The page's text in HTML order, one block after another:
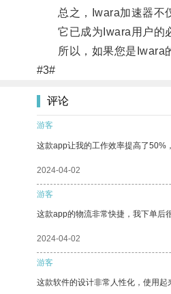
总之，Iwara加速器不仅
它已成为Iwara用户的必
所以，如果您是Iwara的
#3#
评论
游客
这款app让我的工作效率提高了50%
2024-04-02
游客
这款app的物流非常快捷，我下单后
2024-04-02
游客
这款软件的设计非常人性化，使用起